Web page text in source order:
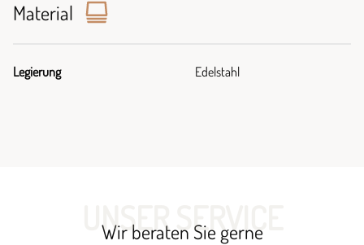
Material
Legierung Edelstahl
UNSER SERVICE
Wir beraten Sie gerne